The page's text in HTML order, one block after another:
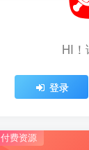
HI
登录
付费资源
HI
登录
推荐开通钻石会
推荐开通钻石会员